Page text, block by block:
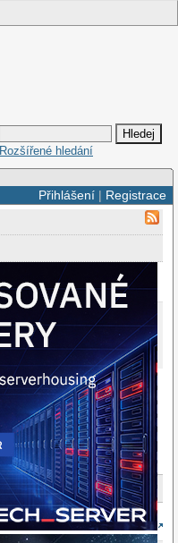
Rozšířené hledání
Přihlášení| Registrace